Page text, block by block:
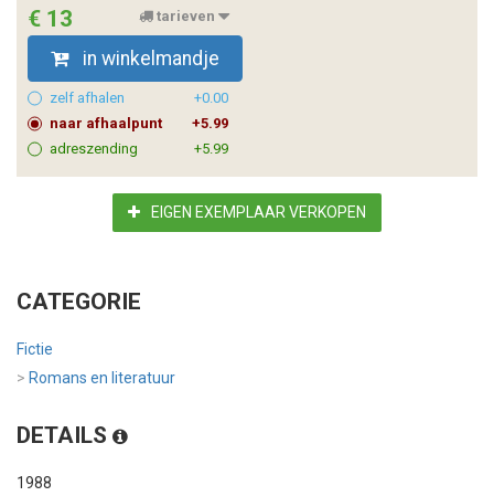
€ 13 tarieven
in winkelmandje
zelf afhalen
+0.00
naar afhaalpunt
+5.99
adreszending
+5.99
EIGEN EXEMPLAAR VERKOPEN
CATEGORIE
Fictie
> Romans en literatuur
DETAILS
1988